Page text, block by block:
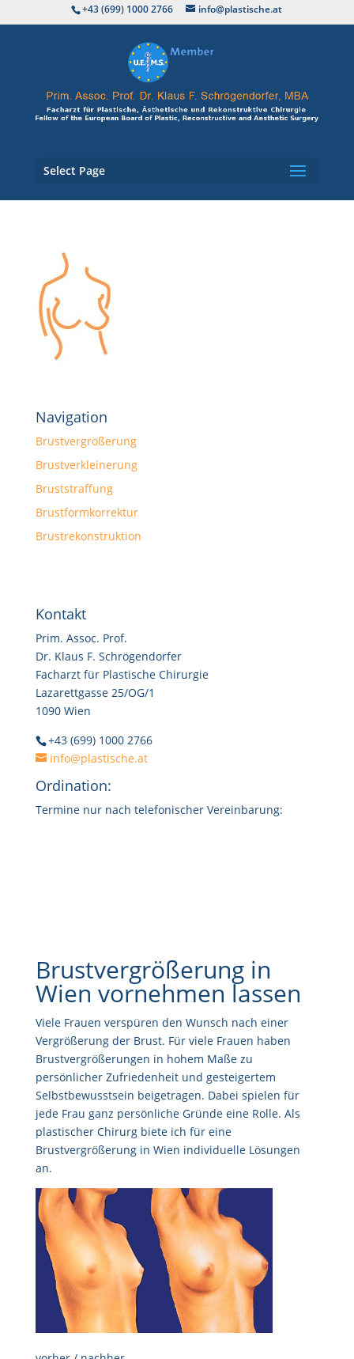
+43 (699) 1000 2766 info@plastische.at
Select Page
Navigation
Brustvergrößerung
Brustverkleinerung
Bruststraffung
Brustformkorrektur
Brustrekonstruktion
Kontakt
Prim. Assoc. Prof.
Dr. Klaus F. Schrögendorfer
Facharzt für Plastische Chirurgie
Lazarettgasse 25/OG/1
1090 Wien
+43 (699) 1000 2766
info@plastische.at
Ordination:
Termine nur nach telefonischer Vereinbarung:
Brustvergrößerung in
Wien vornehmen lassen
Viele Frauen verspüren den Wunsch nach einer
Vergrößerung der Brust. Für viele Frauen haben
Brustvergrößerungen in hohem Maße zu
persönlicher Zufriedenheit und gesteigertem
Selbstbewusstsein beigetragen. Dabei spielen für
jede Frau ganz persönliche Gründe eine Rolle. Als
plastischer Chirurg biete ich für eine
Brustvergrößerung in Wien individuelle Lösungen
an.